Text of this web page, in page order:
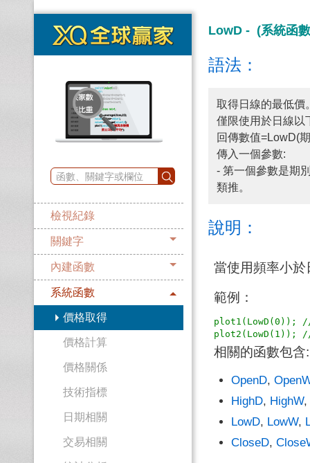
檢視紀錄
關鍵字
內建函數
系統函數
價格取得
價格計算
價格關係
技術指標
日期相關
交易相關
LowD - (系統函
語法：
取得日線的最低價
僅限使用於日線以
回傳數值=LowD(
傳入一個參數:
- 第一個參數是期
類推。
說明：
當使用頻率小
範例：
plot1(LowD(0)); //
相關的函數包含:
OpenD,
HighD, HighW,
LowD, LowW,
CloseD,